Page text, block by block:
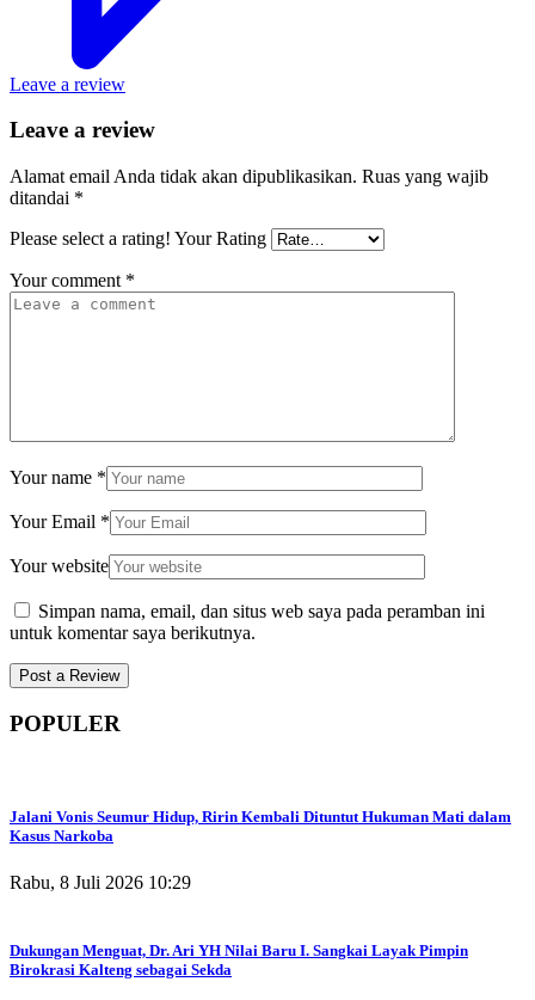
Leave a review
Leave a review
Alamat email Anda tidak akan dipublikasikan. Ruas yang wajib
ditandai *
Please select a rating! Your Rating
Your comment *
Your name *
Your Email *
Your website
Simpan nama, email, dan situs web saya pada peramban ini
untuk komentar saya berikutnya.
POPULER
Jalani Vonis Seumur Hidup, Ririn Kembali Dituntut Hukuman Mati dalam
Kasus Narkoba
Rabu, 8 Juli 2026 10:29
Dukungan Menguat, Dr. Ari YH Nilai Baru I. Sangkai Layak Pimpin
Birokrasi Kalteng sebagai Sekda